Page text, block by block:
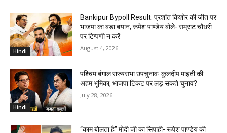
Hindi
Bankipur Bypoll Result: प्रशांत किशोर की जीत पर
भाजपा का बड़ा बयान, रूपेश पाण्डेय बोले- सम्राट चौधरी
पर टिप्पणी न करें
August 4, 2026
Hindi
पश्चिम बंगाल राज्यसभा उपचुनावः कुलदीप माइती की
अहम भूमिका, भाजपा टिकट पर लड़ सकते चुनाव?
July 28, 2026
“काम बोलता है” मोदी जी का सिपाही- रूपेश पाण्डेय की